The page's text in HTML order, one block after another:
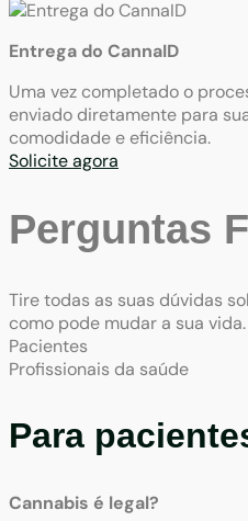
Entrega do CannaID
Uma vez completado o
enviado diretamente para
comodidade e eficiência.
Solicite agora
Perguntas
Tire todas as suas dúvidas
como pode mudar a sua vida.
Pacientes
Profissionais da saúde
Para
Cannabis é legal?